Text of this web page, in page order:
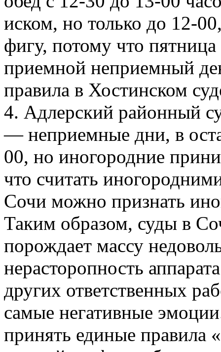
иском, но только до 12-
фигу, потому что
приемной неприемный
правила в Хостинском
4. Адлерский районный
— неприемные дни, в
00, но иногородние
что считать
Сочи можно признать
Таким образом, суды в
порождает массу
нерасторопность
других ответственных
самые негативные
принять единые правила